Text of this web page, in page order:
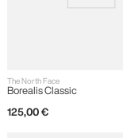
The North Face
Borealis Classic
125,00 €